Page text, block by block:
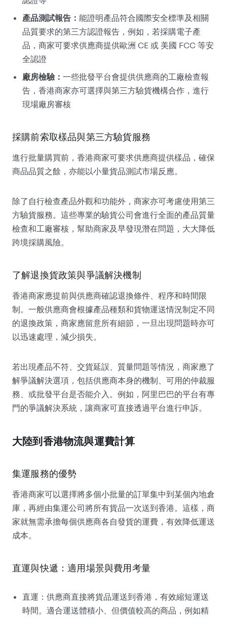
產品測試報告： 能證明產品符合國際安全標準及相關
品質要求的第三方認證報告，例如，若採購電子產
品，商家可要求供應商提供歐洲 CE 或 美國 FCC 等安
全認證
廠房檢驗： 一些批發平台會提供供應商的工廠檢查報
告，香港商家亦可選擇與第三方驗貨機構合作，進行
現場廠房審核
採購前索取樣品與第三方驗貨服務
進行批量購買前，香港商家可要求供應商提供樣品，確保
商品品質之餘，亦能以小量貨品測試市場反應。
除了自行檢查產品外觀和功能外，商家亦可考慮使用第三
方驗貨服務。這些專業的驗貨公司會進行全面的產品質量
檢查和工廠審核，幫助商家及早發現潛在問題，大大降低
跨境採購風險。
了解退換貨政策與爭議解決機制
香港商家應提前與供應商確認退換條件、程序和時間限
制。一般供應商會根據產品種類和貨物運送情況制定不同
的退換政策，商家應留意所有細節，一旦出現問題時亦可
以迅速處理，減少損失。
若出現產品不符、交貨延誤、質量問題等情況，商家應了
解爭議解決選項，包括供應商本身的機制、可用的仲裁服
務、或批發平台是否能介入。例如，阿里巴巴的平台有專
門的爭議解決系統，讓商家可直接透過平台進行申訴。
大陸到香港物流與運費計算
集運服務的優勢
香港商家可以選擇將多個小批量的訂單集中到某個內地倉
庫，再經由集運公司將所有貨品一次送到香港。這樣，商
家就無需承擔每個供應商各自發貨的運費，有效降低運送
成本。
直運與快遞：適用場景與費用考量
直運：供應商直接將貨品運送到香港，有效縮短運送
時間。適合運送體積小、但價值較高的商品，例如精